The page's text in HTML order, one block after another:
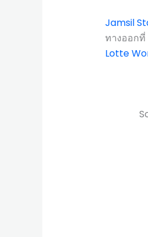
Jamsil
ทางออกที่
Lotte